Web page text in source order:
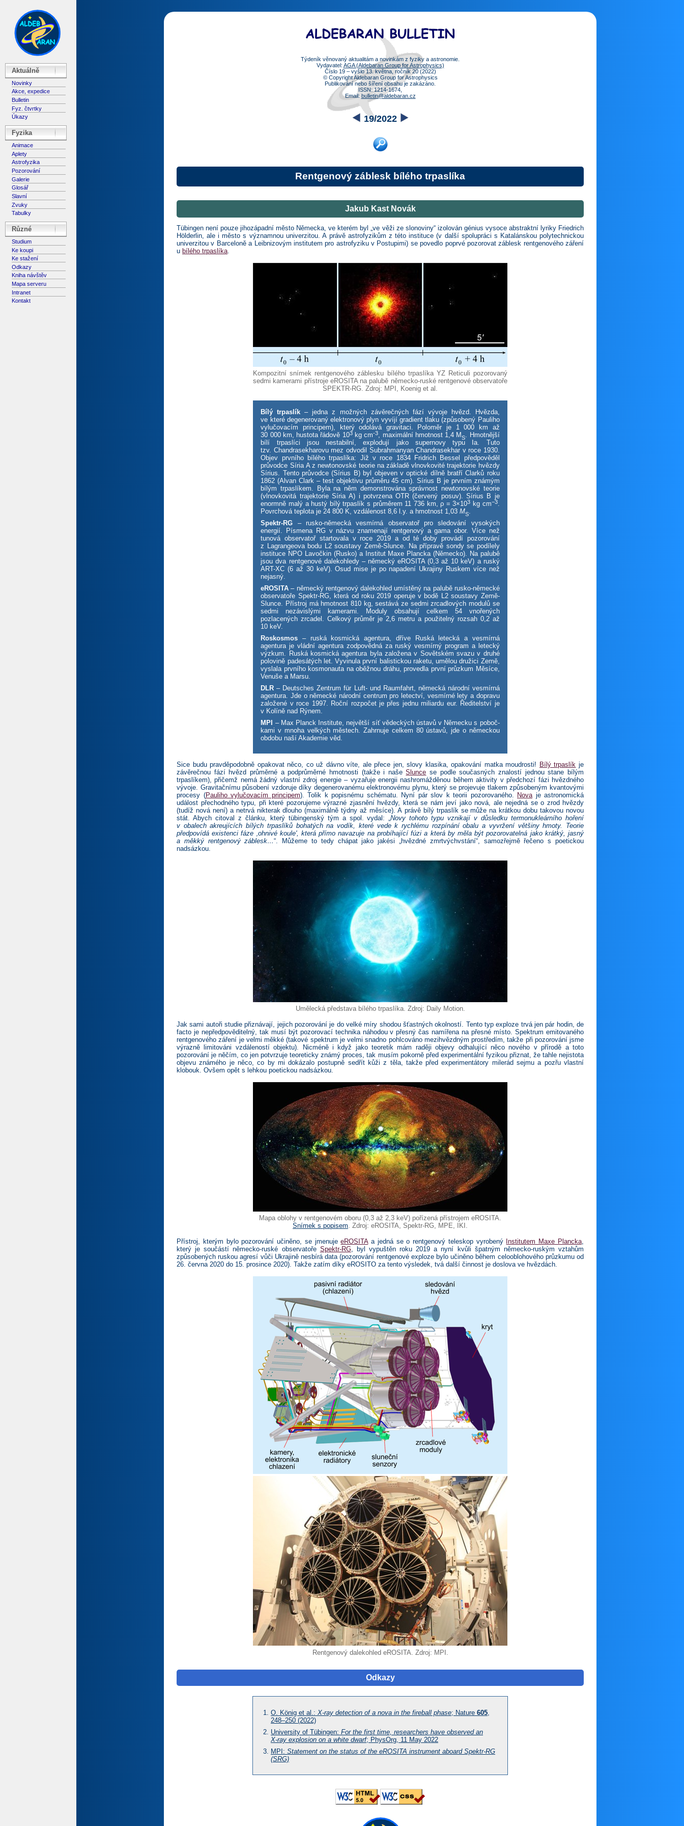
Aktuálně
Novinky
Akce, expedice
Bulletin
Fyz. čtvrtky
Úkazy
Fyzika
Animace
Aplety
Astrofyzika
Pozorování
Galerie
Glosář
Slavní
Zvuky
Tabulky
Různé
Studium
Ke koupi
Ke stažení
Odkazy
Kniha návštěv
Mapa serveru
Intranet
Kontakt
Týdeník věnovaný aktualitám a novinkám z fyziky a astronomie.
Vydavatel: AGA (Aldebaran Group for Astrophysics)
Číslo 19 – vyšlo 13. května, ročník 20 (2022)
© Copyright Aldebaran Group for Astrophysics
Publikování nebo šíření obsahu je zakázáno.
ISSN: 1214-1674,
Email: bulletin@aldebaran.cz
19/2022
Rentgenový záblesk bílého trpaslíka
Jakub Kast Novák
Tübingen není pouze jihozápadní město Německa, ve kterém byl „ve věži ze slonoviny“ izolován génius vysoce abstraktní lyriky Friedrich
Hölderlin, ale i město s významnou univerzitou. A právě astrofyzikům z této instituce (v další spolupráci s Katalánskou polytechnickou
univerzitou v Barceloně a Leibnizovým institutem pro astrofyziku v Postupimi) se povedlo poprvé pozorovat záblesk rentgenového záření
u bílého trpaslíka
Kompozitní snímek rentgenového záblesku bílého trpaslíka YZ Reticuli pozorovaný
sedmi kamerami přístroje eROSITA na palubě německo-ruské rentgenové obser­vatoře
SPEKTR-RG. Zdroj: MPI, Koenig et al.
Bílý trpaslík – jedna z možných závěrečných fází vývoje hvězd. Hvězda,
ve které degenerovaný elektronový plyn vyvíjí gradient tlaku (způsobený Pauliho
vylučovacím principem), který odolává gravitaci. Poloměr je 1 000 km až
30 000 km, hustota řádově 103kg cm-3, maximální hmotnost 1,4 M S. Hmotnější
bílí trpaslíci jsou nestabilní, explodují jako supernovy typu Ia. Tuto
tzv. Chandrasekharovu mez odvodil Subrahmanyan Chandrasekhar v roce 1930.
Objev prvního bílého trpaslíka: Již v roce 1834 Fridrich Bessel předpověděl
průvodce Síria A z newtonovské teorie na základě vlnovkovité trajektorie hvězdy
Sírius. Tento průvodce (Sírius B) byl objeven v optické dílně bratří Clarků roku
1862 (Alvan Clark – test objektivu průměru 45 cm). Sírius B je prvním známým
bílým trpaslíkem. Byla na něm demonstrována správnost newtonovské teorie
(vlnovkovitá trajektorie Síria A) i potvrzena OTR (červený posuv). Sírius B je
enormně malý a hustý bílý trpaslík s průměrem 11 736 km, ρ = 3×103 kg cm−3.
Povrchová teplota je 24 800 K, vzdálenost 8,6 l.y. a hmotnost 1,03MS.
Spektr-RG – rusko-německá vesmírná observatoř pro sledování vysokých
energií. Písmena RG v názvu znamenají rentgenový a gama obor. Více než
tunová observatoř startovala v roce 2019 a od té doby provádí pozorování
z Lagrangeova bodu L2 soustavy Země-Slunce. Na přípravě sondy se podílely
instituce NPO Lavočkin (Rusko) a Institut Maxe Plancka (Německo). Na palubě
jsou dva rentgenové dalekohledy – německý eROSITA (0,3 až 10 keV) a ruský
ART-XC (6 až 30 keV). Osud mise je po napadení Ukrajiny Ruskem více než
nejasný.
eROSITA – německý rentgenový dalekohled umístěný na palubě rusko-německé
observatoře Spektr-RG, která od roku 2019 operuje v bodě L2 soustavy Země-
Slunce. Přístroj má hmotnost 810 kg, sestává ze sedmi zrcadlových modulů se
sedmi nezávislými kamerami. Moduly obsahují celkem 54 vnořených
pozlacených zrcadel. Celkový průměr je 2,6 metru a použitelný rozsah 0,2 až
10 keV.
Roskosmos – ruská kosmická agentura, dříve Ruská letecká a vesmírná
agentura je vládní agentura zodpovědná za ruský vesmírný program a letecký
výzkum. Ruská kosmická agentura byla založena v Sovětském svazu v druhé
polovině padesátých let. Vyvinula první balistickou raketu, umělou družici Země,
vyslala prvního kosmonauta na oběžnou dráhu, provedla první průzkum Měsíce,
Venuše a Marsu.
DLR – Deutsches Zentrum für Luft- und Raumfahrt, německá národní vesmírná
agentura. Jde o německé národní centrum pro letectví, vesmírné lety a dopravu
založené v roce 1997. Roční rozpočet je přes jednu miliardu eur. Ředitelství je
v Kolíně nad Rýnem.
MPI – Max Planck Institute, největší síť vědeckých ústavů v Německu s po­boč­
kami v mnoha velkých městech. Zahrnuje celkem 80 ústavů, jde o německou
obdobu naší Akademie věd.
Sice budu pravděpodobně opakovat něco, co už dávno víte, ale přece jen, slovy klasika, opakování matka moudrosti! Bílý trpaslík je
závěrečnou fází hvězd průměrné a podprůměrné hmotnosti (takže i našeSlunce se podle současných znalostí jednou stane bílým
trpaslíkem), přičemž nemá žádný vlastní zdroj energie – vyzařuje energii nashromážděnou během aktivity v předchozí fázi hvězdného
vývoje. Gravitačnímu působení vzdoruje díky degenerovanému elektronovému plynu, který se projevuje tlakem způsobeným kvantovými
procesy (Pauliho vylučovacím principem). Tolik k popisnému schématu. Nyní pár slov k teorii pozorovaného. Nova je astronomická
událost přechodného typu, při které pozorujeme výrazné zjasnění hvězdy, která se nám jeví jako nová, ale nejedná se o zrod hvězdy
(tudíž nová není) a netrvá nikterak dlouho (maximálně týdny až měsíce). A právě bílý trpaslík se může na krátkou dobu takovou novou
stát. Abych citoval z článku, který tübingenský tým a spol. vydal: „Novy tohoto typu vznikají v důsledku termonukleárního hoření
v obalech akreujících bílých trpaslíků bohatých na vodík, které vede k rychlému rozpínání obalu a vyvržení většiny hmoty. Teorie
předpovídá existenci fáze ‚ohnivé koule', která přímo navazuje na probíhající fúzi a která by měla být pozorovatelná jako krátký, jasný
a měkký rentgenový záblesk…“. Můžeme to tedy chápat jako jakési „hvězdné zmrtvýchvstání“, samozřejmě řečeno s poetickou
nadsázkou.
Umělecká představa bílého trpaslíka. Zdroj: Daily Motion.
Jak sami autoři studie přiznávají, jejich pozorování je do velké míry shodou šťastných okolností. Tento typ exploze trvá jen pár hodin, de
facto je nepředpověditelný, tak musí být pozorovací technika náhodou v přesný čas namířena na přesné místo. Spektrum emitovaného
rentgenového záření je velmi měkké (takové spektrum je velmi snadno pohlcováno mezihvězdným prostředím, takže při pozorování jsme
výrazně limitováni vzdáleností objektu). Nicméně i když jako teoretik mám raději objevy odhalující něco nového v přírodě a toto
pozorování je něčím, co jen potvrzuje teoreticky známý proces, tak musím pokorně před experimentální fyzikou přiznat, že tahle nejistota
objevu známého je něco, co by mi dokázalo postupně sedřít kůži z těla, takže před experimentátory milerád sejmu a pozřu vlastní
klobouk. Ovšem opět s lehkou poetickou nadsázkou.
Mapa oblohy v rentgenovém oboru (0,3 až 2,3 keV) pořízená přístrojem eROSITA.
Snímek s popisem. Zdroj: eROSITA, Spektr-RG, MPE, IKI.
Přístroj, kterým bylo pozorování učiněno, se jmenujeeROSITAa jedná se o rentgenový teleskop vyrobený Institutem Maxe Plancka,
který je součástí německo-ruské observatoře Spektr-RG, byl vypuštěn roku 2019 a nyní kvůli špatným německo-ruským vztahům
způsobených ruskou agresí vůči Ukrajině nesbírá data (pozorování rentgenové exploze bylo učiněno během celooblohového průzkumu od
26. června 2020 do 15. prosince 2020). Takže zatím díky eROSITO za tento výsledek, tvá další činnost je doslova ve hvězdách.
Rentgenový dalekohled eROSITA. Zdroj: MPI.
Odkazy
O. König et al.: X-ray detection of a nova in the fireball phase; Nature 605
248–250 (2022)
University of Tübingen: For the first time, researchers have observed an
X-ray explosion on a white dwarf; PhysOrg, 11 May 2022
MPI: Statement on the status of the eROSITA instrument aboard Spektr-RG
(SRG)